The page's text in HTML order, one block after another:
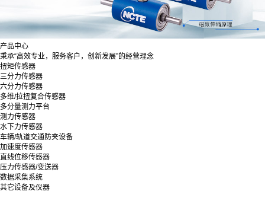
产品中心
秉承“高效专业，服务客户，创新发展”的经营理念
扭矩传感器
三分力传感器
六分力传感器
多维/拉扭复合传感器
多分量测力平台
测力传感器
水下力传感器
车辆/轨道交通防夹设备
加速度传感器
直线位移传感器
压力传感器/变送器
数据采集系统
其它设备及仪器